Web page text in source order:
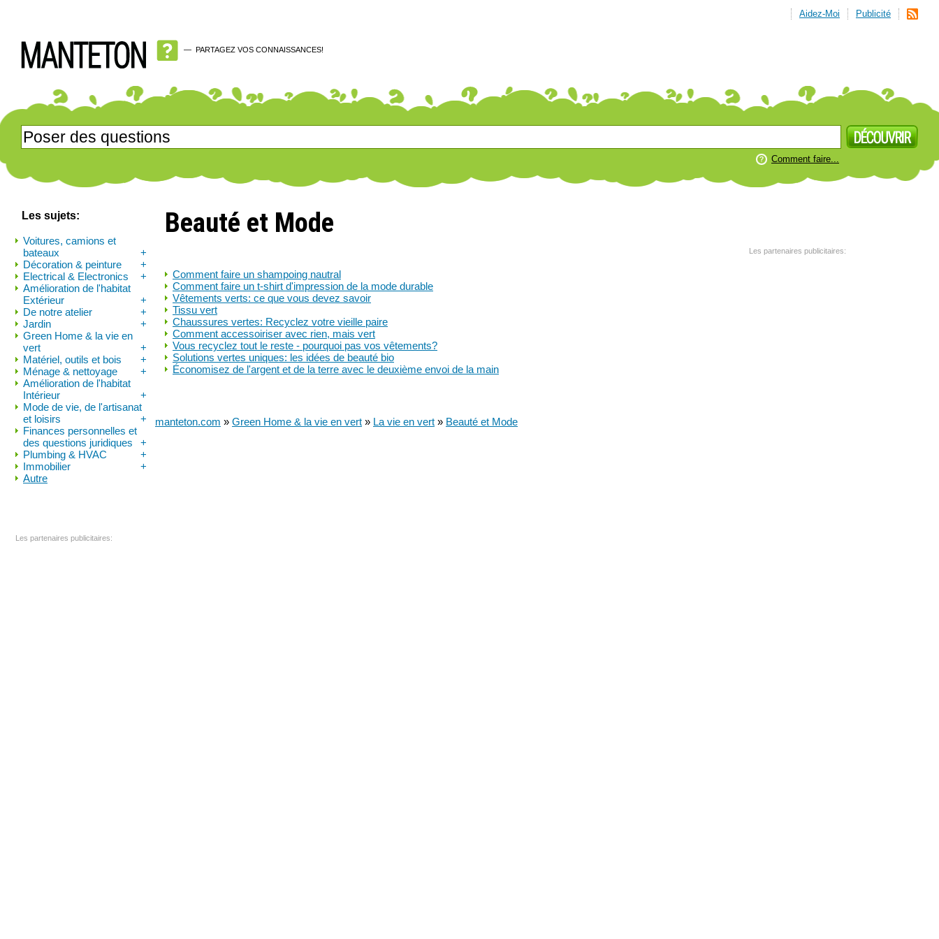
Publicité
Aidez-Moi
— PARTAGEZ VOS CONNAISSANCES!
Comment faire...
Les sujets:
Voitures, camions et
bateaux
+
Décoration & peinture
+
Electrical & Electronics
+
Amélioration de l'habitat
Extérieur
+
De notre atelier
+
Jardin
+
Green Home & la vie en
vert
+
Matériel, outils et bois
+
Ménage & nettoyage
+
Amélioration de l'habitat
Intérieur
+
Mode de vie, de l'artisanat
et loisirs
+
Finances personnelles et
des questions juridiques
+
Plumbing & HVAC
+
Immobilier
+
Autre
Les partenaires publicitaires:
Les partenaires publicitaires:
Beauté et Mode
Comment faire un shampoing nautral
Comment faire un t-shirt d'impression de la mode durable
Vêtements verts: ce que vous devez savoir
Tissu vert
Chaussures vertes: Recyclez votre vieille paire
Comment accessoiriser avec rien, mais vert
Vous recyclez tout le reste - pourquoi pas vos vêtements?
Solutions vertes uniques: les idées de beauté bio
Économisez de l'argent et de la terre avec le deuxième envoi de la main
manteton.com » Green Home & la vie en vert » La vie en vert » Beauté et Mode